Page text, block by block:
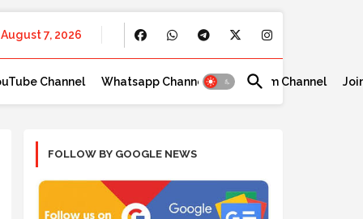
August 7, 2026
Channel Whatsapp Channel Telegram Channel
FOLLOW BY GOOGLE NEWS